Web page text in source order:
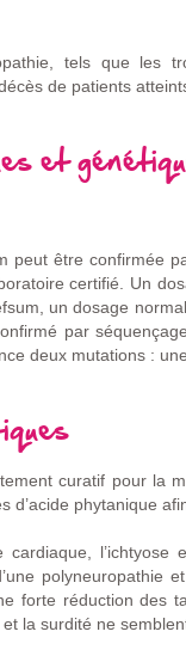
tels que les
de patients
et
peut être confirmée
certifié. Un
un dosage
par
deux mutations :
curatif pour la
d’acide phytanique
l’ichtyose
polyneuropathie
forte réduction des
la surdité ne